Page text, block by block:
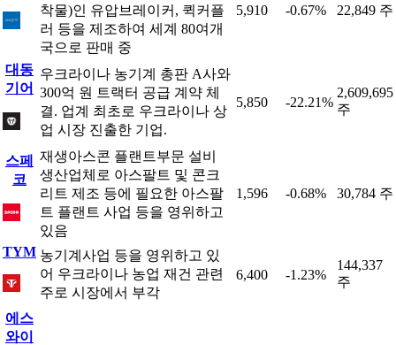
착물)인 유압브레이커, 퀵커플
러 등을 제조하여 세계 80여개
국으로 판매 중
5,910 -0.67% 22,849 주
대동
기어
우크라이나 농기계 총판 A사와
300억 원 트랙터 공급 계약 체
결. 업계 최초로 우크라이나 상
업 시장 진출한 기업.
5,850 -22.21%
2,609,695
주
스페
코
재생아스콘 플랜트부문 설비
생산업체로 아스팔트 및 콘크
리트 제조 등에 필요한 아스팔
트 플랜트 사업 등을 영위하고
있음
1,596 -0.68% 30,784 주
TYM 농기계사업 등을 영위하고 있
어 우크라이나 농업 재건 관련
주로 시장에서 부각
6,400 -1.23%
144,337
주
에스
와이